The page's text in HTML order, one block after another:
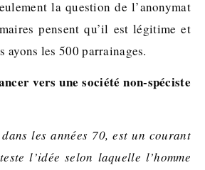
la question de l’anonymat
pensent qu’il est légitime et
ayons les 500 parrainages.
vers une société non-spéciste
dans les années 70, est un courant
l’idée selon laquelle l’homme